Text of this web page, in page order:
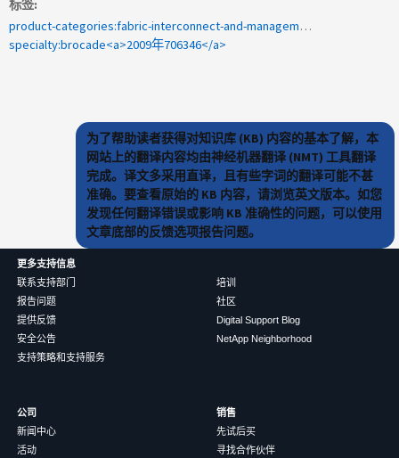
标签
product-categories:fabric-interconnect-and-management-switches
specialty:brocade<a>2009年706346</a>
为了帮助读者获得对知识库 (KB) 内容的基本了解，本
网站上的翻译内容均由神经机器翻译 (NMT) 工具翻译
完成。译文多采用直译，且有些字词的翻译可能不甚
准确。要查看原始的 KB 内容，请浏览英文版本。如您
发现任何翻译错误或影响 KB 准确性的问题，可以使用
文章底部的反馈选项报告问题。
更多支持信息
联系支持部门
报告问题
提供反馈
安全公告
支持策略和支持服务
培训
社区
Digital Support Blog
NetApp Neighborhood
公司
新闻中心
活动
销售
先试后买
寻找合作伙伴